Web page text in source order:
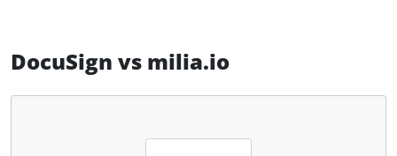
DocuSign vs milia.io